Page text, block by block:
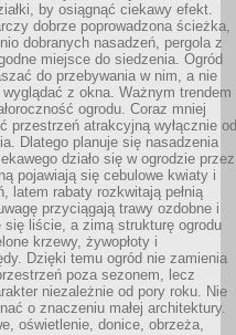
by osiągnąć ciekawy efekt.
dobrze poprowadzona ścieżka,
dobranych nasadzeń, pergola z
miejsce do siedzenia. Ogród
do przebywania w nim, a nie
z okna. Ważnym trendem
ogrodu. Coraz mniej
przestrzeń atrakcyjną wyłącznie od
Dlatego planuje się nasadzenia
działo się w ogrodzie przez
pojawiają się cebulowe kwiaty i
latem rabaty rozkwitają pełnią
przyciągają trawy ozdobne i
się liście, a zimą strukturę ogrodu
krzewy, żywopłoty i
Dzięki temu ogród nie zamienia
poza sezonem, lecz
niezależnie od pory roku. Nie
o znaczeniu małej architektury.
oświetlenie, donice, obrzeża,